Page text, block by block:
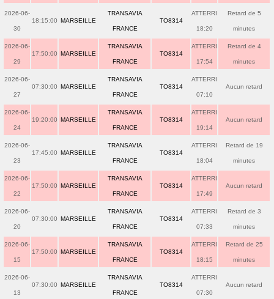
2026-06-
30
18:15:00 MARSEILLE
TRANSAVIA
FRANCE
TO8314
ATTERRI
18:20
Retard de 5
minutes
2026-06-
29
17:50:00 MARSEILLE
TRANSAVIA
FRANCE
TO8314
ATTERRI
17:54
Retard de 4
minutes
2026-06-
27
07:30:00 MARSEILLE
TRANSAVIA
FRANCE
TO8314
ATTERRI
07:10
Aucun retard
2026-06-
24
19:20:00 MARSEILLE
TRANSAVIA
FRANCE
TO8314
ATTERRI
19:14
Aucun retard
2026-06-
23
17:45:00 MARSEILLE
TRANSAVIA
FRANCE
TO8314
ATTERRI
18:04
Retard de 19
minutes
2026-06-
22
17:50:00 MARSEILLE
TRANSAVIA
FRANCE
TO8314
ATTERRI
17:49
Aucun retard
2026-06-
20
07:30:00 MARSEILLE
TRANSAVIA
FRANCE
TO8314
ATTERRI
07:33
Retard de 3
minutes
2026-06-
15
17:50:00 MARSEILLE
TRANSAVIA
FRANCE
TO8314
ATTERRI
18:15
Retard de 25
minutes
2026-06-
13
07:30:00 MARSEILLE
TRANSAVIA
FRANCE
TO8314
ATTERRI
07:30
Aucun retard